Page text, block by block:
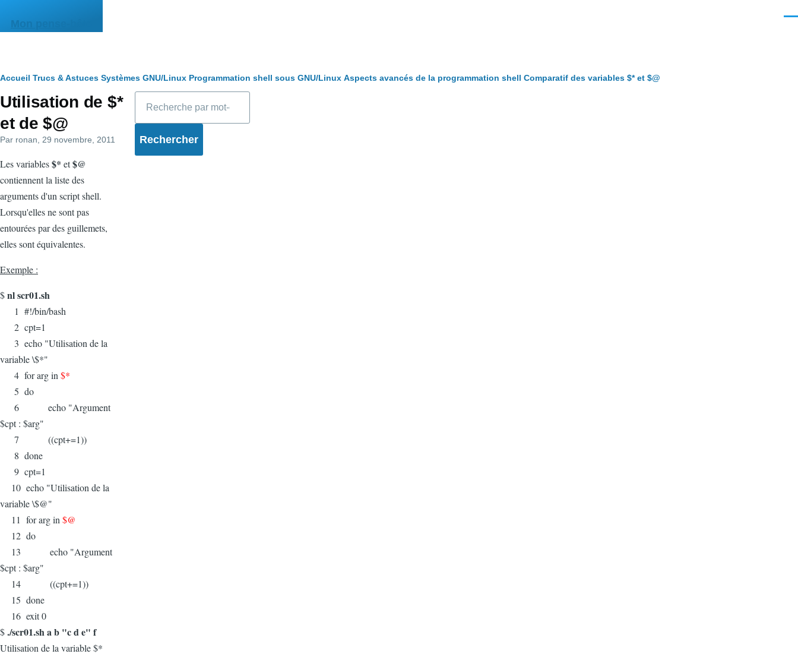
Mon pense-bête
Fil
d'Ariane
Accueil Trucs & Astuces Systèmes GNU/Linux Programmation shell sous GNU/Linux Aspects avancés de la programmation shell Comparatif des variables $* et $@
Utilisation de $*
et de $@
Par ronan , 29 novembre, 2011
Les variables$* et$@
contiennent la liste des
arguments d'un script shell.
Lorsqu'elles ne sont pas
entourées par des guillemets,
elles sont équivalentes.
Exemple :
$nl scr01.sh
1 #!/bin/bash
2 cpt=1
3 echo "Utilisation de la
variable \$*"
4 for arg in $*
5 do
6 echo "Argument
$cpt : $arg"
7 ((cpt+=1))
8 done
9 cpt=1
10 echo "Utilisation de la
variable \$@"
11 for arg in $@
12 do
13 echo "Argument
$cpt : $arg"
14 ((cpt+=1))
15 done
16 exit 0
$./scr01.sh a b "c d e" f
Utilisation de la variable $*